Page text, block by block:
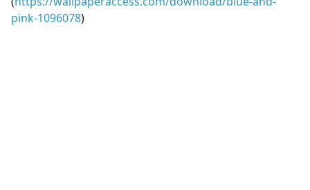
pink-1096078)